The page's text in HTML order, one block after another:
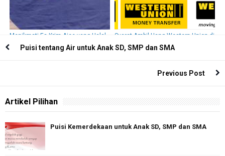
Menikmati Es Krim Aice yang Halal,
Syarat Ambil Uang Western Union di
Puisi tentang Air untuk Anak SD, SMP dan SMA
Previous Post
Artikel Pilihan
Puisi Kemerdekaan untuk Anak SD, SMP dan SMA